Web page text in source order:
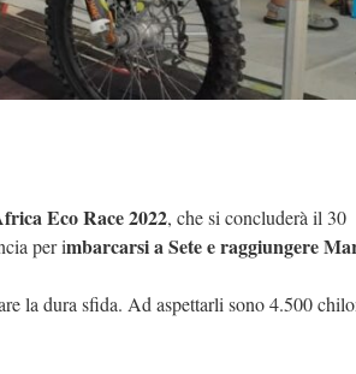
Eco Race 2022, che si concluderà il 30
per imbarcarsi a Sete e raggiungere
la dura sfida. Ad aspettarli sono 4.500